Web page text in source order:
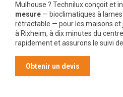
Mulhouse ? Technilux conçoit et
mesure — bioclimatiques à
rétractable — pour les maisons et
à Rixheim, à dix minutes du
rapidement et assurons le suivi de
Obtenir un devis